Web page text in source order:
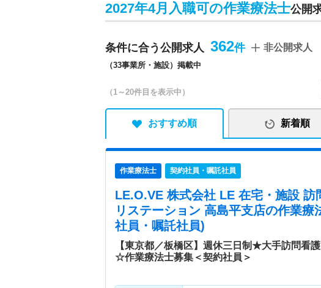
2027年4月入職可の作業療法士公開
条件に合う公開求人 362
（33事業所・施設）掲載中
非公開求人
（1～20件目を表示中）
おすすめ順 新着順
作業療法士 契約社員・嘱託社員
LE.O.VE 株式会社 LE 在宅・施設 訪
リステーション 高島平支店の作業療
社員・嘱託社員)
【東京都／板橋区】週休三日制★大手訪問看
☆作業療法士募集＜契約社員＞